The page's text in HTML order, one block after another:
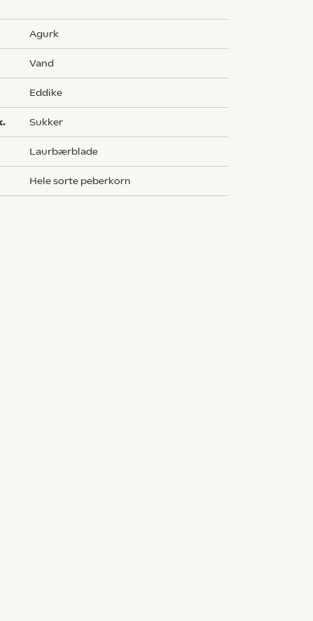
agurk
vand
eddike
sukker
laurbærblade
hele sorte peberkorn